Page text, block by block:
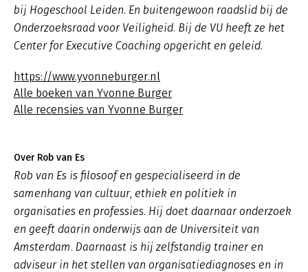
bij Hogeschool Leiden. En buitengewoon raadslid bij de
Onderzoeksraad voor Veiligheid. Bij de VU heeft ze het
Center for Executive Coaching opgericht en geleid.
https://www.yvonneburger.nl
Alle boeken van Yvonne Burger
Alle recensies van Yvonne Burger
Over Rob van Es
Rob van Es is filosoof en gespecialiseerd in de
samenhang van cultuur, ethiek en politiek in
organisaties en professies. Hij doet daarnaar onderzoek
en geeft daarin onderwijs aan de Universiteit van
Amsterdam. Daarnaast is hij zelfstandig trainer en
adviseur in het stellen van organisatiediagnoses en in